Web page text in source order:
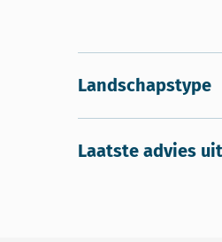
Landschapstype
Laatste advies